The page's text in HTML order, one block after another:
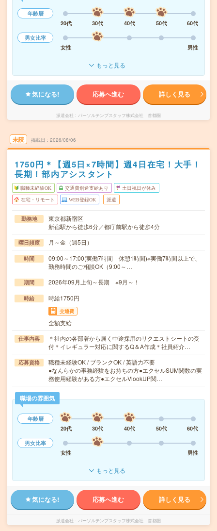
年齢層
20代
30代 40代 50代
60代
男女比率
女性
男性
もっと見る
気になる! 応募へ進む 詳しく見る
派遣会社 パーソルテンプスタッフ株式会社 首都圏
未読 掲載日 2026/08/06
1750円＊【週5日×7時間】週4日在宅！大手！
長期！部内アシスタント
職種未経験OK 交通費別途支給あり 土日祝日が休み
在宅・リモート WEB登録OK 派遣
勤務地
東京都新宿区
新宿駅から徒歩6分／都庁前駅から徒歩4分
曜日頻度 月～金（週5日）
時間
09:00～17:00(実働7時間 休憩1時間)※実働7時間以上で、
勤務時間のご相談OK（9:00～…
期間 2026年09月上旬～長期 ※9月～！
時給 時給1750円
交通費
全額支給
仕事内容
＊社内の各部署から届く中途採用のリクエストシートの受
付＊イレギュラー対応に関するQ＆A作成＊社員紹介…
応募資格
職種未経験OK / ブランクOK / 英語力不要
●なんらかの事務経験をお持ちの方●エクセルSUM関数の実
務使用経験がある方●エクセルVlookUP関…
職場の雰囲気
年齢層
20代
30代 40代 50代
60代
男女比率
女性
男性
もっと見る
気になる! 応募へ進む 詳しく見る
派遣会社 パーソルテンプスタッフ株式会社 首都圏